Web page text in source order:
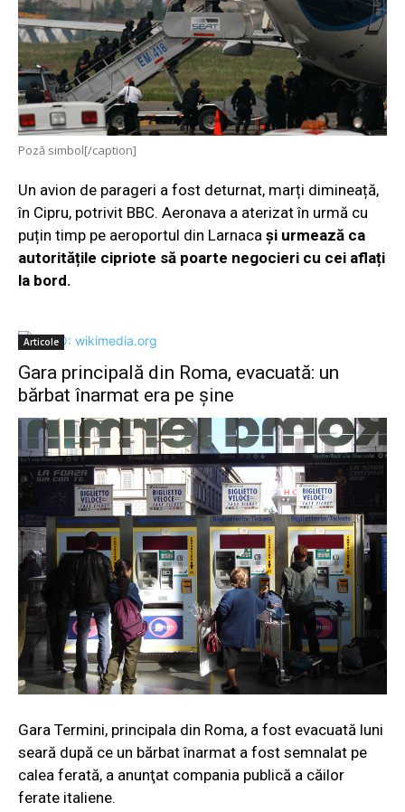
Poză simbol[/caption]
Un avion de parageri a fost deturnat, marți dimineață,
în Cipru, potrivit BBC. Aeronava a aterizat în urmă cu
puțin timp pe aeroportul din Larnaca și urmează ca
autoritățile cipriote să poarte negocieri cu cei aflați
la bord.
Articole
Gara principală din Roma, evacuată: un
bărbat înarmat era pe șine
Gara Termini, principala din Roma, a fost evacuată luni
seară după ce un bărbat înarmat a fost semnalat pe
calea ferată, a anunţat compania publică a căilor
ferate italiene.